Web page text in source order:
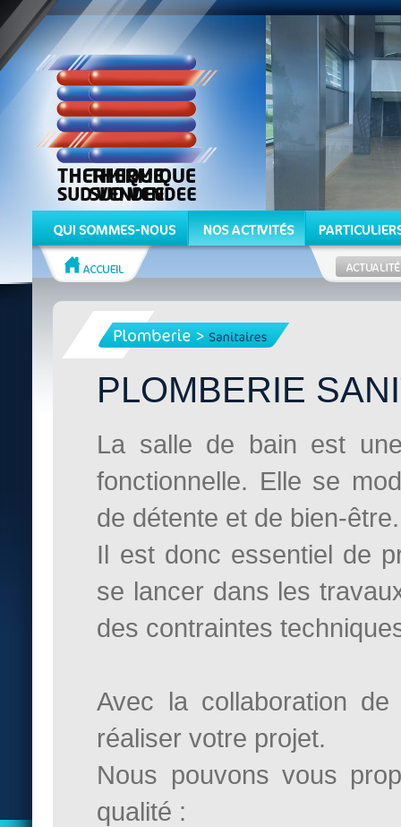
PLOMBERIE
La salle de bain est
fonctionnelle. Elle se
de détente et de bien-être.
Il est donc essentiel de
se lancer dans les
des contraintes
Avec la collaboration
réaliser votre projet.
Nous pouvons vous
qualité :